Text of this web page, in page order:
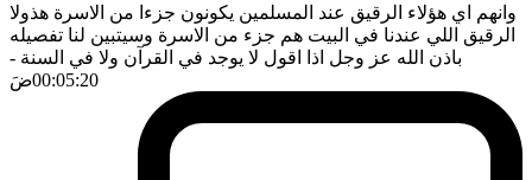
وانهم اي هؤلاء الرقيق عند المسلمين يكونون جزءا من الاسرة هذولا
الرقيق اللي عندنا في البيت هم جزء من الاسرة وسيتبين لنا تفصيله
باذن الله عز وجل اذا اقول لا يوجد في القرآن ولا في السنة -
00:05:20ضَ